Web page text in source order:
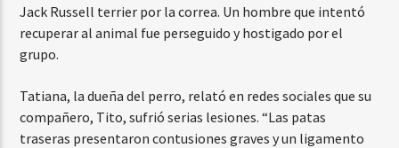
Jack Russell terrier por la correa. Un hombre que intentó
recuperar al animal fue perseguido y hostigado por el
grupo.
Tatiana, la dueña del perro, relató en redes sociales que su
compañero, Tito, sufrió serias lesiones. “Las patas
traseras presentaron contusiones graves y un ligamento